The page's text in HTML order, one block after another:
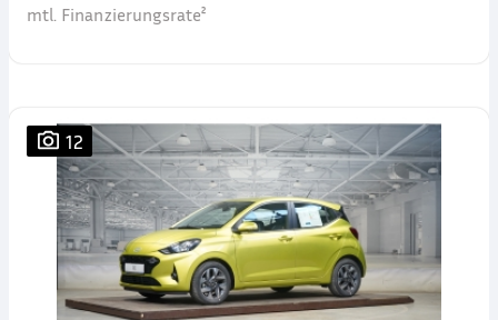
mtl. Finanzierungsrate²
12